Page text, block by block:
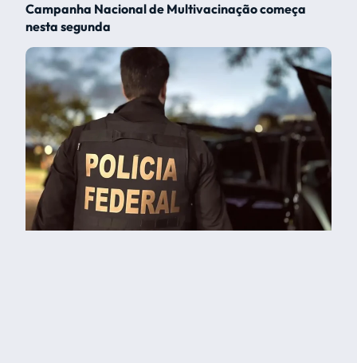
Campanha Nacional de Multivacinação começa
nesta segunda